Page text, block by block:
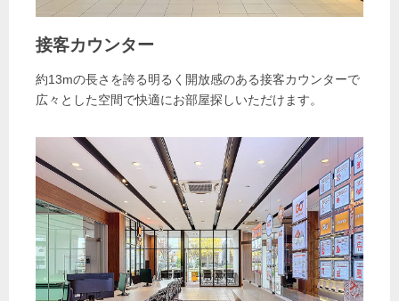
接客カウンター
約13mの長さを誇る明るく開放感のある接客カウンターで
広々とした空間で快適にお部屋探しいただけます。